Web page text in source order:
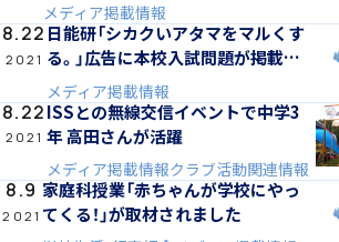
メディア掲載情報
8.22
2021
日能研「シカクいアタマをマルくす
る。」広告に本校入試問題が掲載さ
れます
メディア掲載情報
8.22
2021
ISSとの無線交信イベントで中学3
年 高田さんが活躍
メディア掲載情報クラブ活動関連情報
8.9
2021
家庭科授業「赤ちゃんが学校にやっ
てくる！」が取材されました
アカデミアクラス（AC）